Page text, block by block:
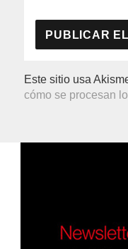
Este sitio usa
cómo se procesan